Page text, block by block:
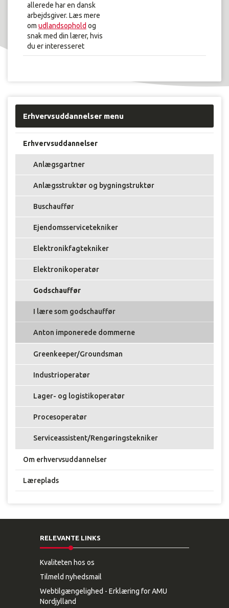
allerede har en dansk
arbejdsgiver. Læs mere
om udlandsophold og
snak med din lærer, hvis
du er interesseret
Erhvervsuddannelser menu
Erhvervsuddannelser
Anlægsgartner
Anlægsstruktør og bygningstruktør
Buschauffør
Ejendomsservicetekniker
Elektronikfagtekniker
Elektronikoperatør
Godschauffør
I lære som godschauffør
Anton imponerede dommerne
Greenkeeper/Groundsman
Industrioperatør
Lager- og logistikoperatør
Procesoperatør
Serviceassistent/Rengøringstekniker
Om erhvervsuddannelser
Læreplads
RELEVANTE LINKS
Kvaliteten hos os
Tilmeld nyhedsmail
Webtilgængelighed - Erklæring for AMU
Nordjylland